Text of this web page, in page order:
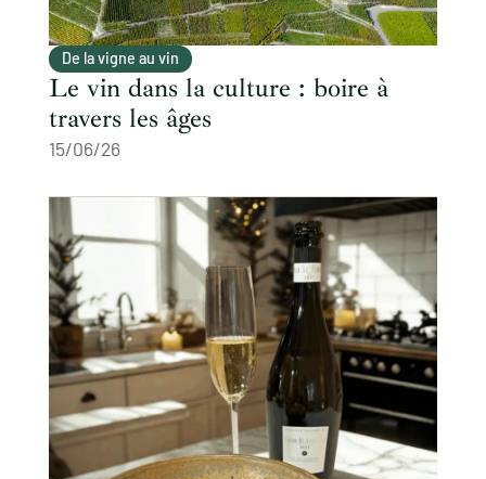
De la vigne au vin
Le vin dans la culture : boire à
travers les âges
15/06/26